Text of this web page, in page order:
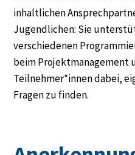
inhaltlichen
Jugendlichen: Sie
verschiedenen
beim Projektmanagement
Teilnehmer*innen dabei,
Fragen zu finden.